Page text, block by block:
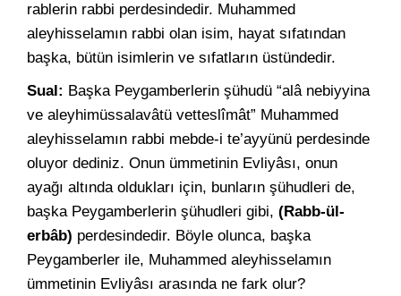
rablerin rabbi perdesindedir. Muhammed
aleyhisselamın rabbi olan isim, hayat sıfatından
başka, bütün isimlerin ve sıfatların üstündedir.
Sual: Başka Peygamberlerin şühudü “alâ nebiyyina
ve aleyhimüssalavâtü vetteslîmât” Muhammed
aleyhisselamın rabbi mebde-i te’ayyünü perdesinde
oluyor dediniz. Onun ümmetinin Evliyâsı, onun
ayağı altında oldukları için, bunların şühudleri de,
başka Peygamberlerin şühudleri gibi, (Rabb-ül-
erbâb) perdesindedir. Böyle olunca, başka
Peygamberler ile, Muhammed aleyhisselamın
ümmetinin Evliyâsı arasında ne fark olur?